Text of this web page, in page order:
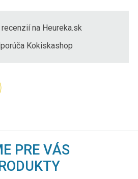
na Heureka.sk
Kokiskashop
PRE VÁS